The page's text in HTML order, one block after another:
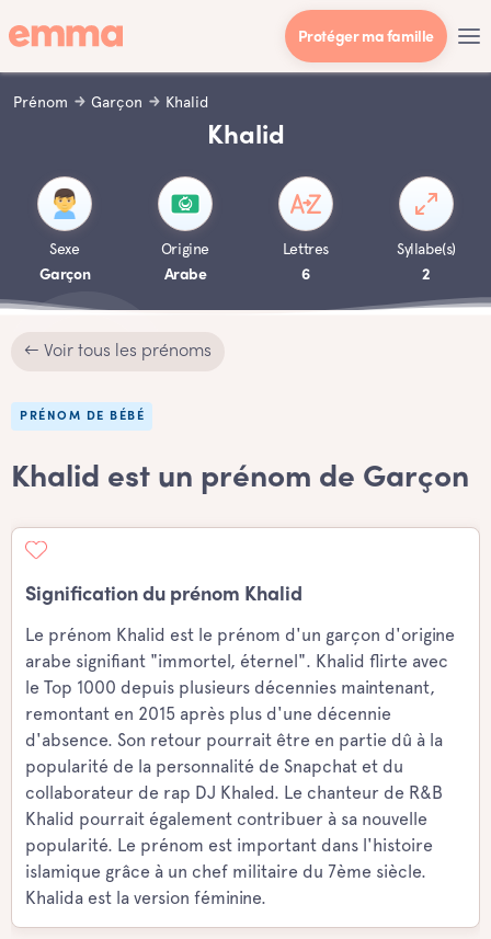
Protéger ma famille
Prénom Garçon Khalid
Khalid
Sexe
Garçon
Origine
Arabe
Lettres
6
Syllabe(s)
2
← Voir tous les prénoms
PRÉNOM DE BÉBÉ
Khalid est un prénom de Garçon
Signification du prénom Khalid
Le prénom Khalid est le prénom d'un garçon d'origine
arabe signifiant "immortel, éternel". Khalid flirte avec
le Top 1000 depuis plusieurs décennies maintenant,
remontant en 2015 après plus d'une décennie
d'absence. Son retour pourrait être en partie dû à la
popularité de la personnalité de Snapchat et du
collaborateur de rap DJ Khaled. Le chanteur de R&B
Khalid pourrait également contribuer à sa nouvelle
popularité. Le prénom est important dans l'histoire
islamique grâce à un chef militaire du 7ème siècle.
Khalida est la version féminine.